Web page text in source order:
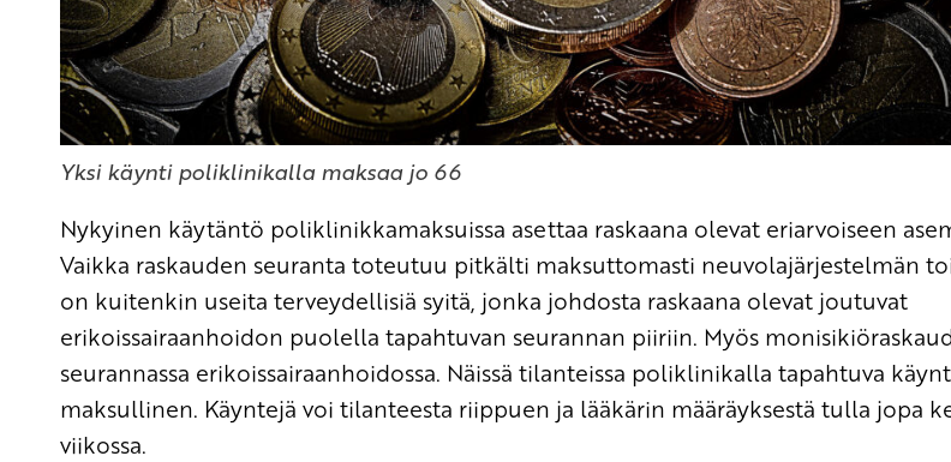
Yksi käynti poliklinikalla maksaa jo 66
Nykyinen käytäntö poliklinikkamaksuissa asettaa raskaana olevat eriarvoiseen
Vaikka raskauden seuranta toteutuu pitkälti maksuttomasti neuvolajärjestelmän
on kuitenkin useita terveydellisiä syitä, jonka johdosta raskaana olevat joutuvat
erikoissairaanhoidon puolella tapahtuvan seurannan piiriin. Myös
seurannassa erikoissairaanhoidossa. Näissä tilanteissa poliklinikalla tapahtuva
maksullinen. Käyntejä voi tilanteesta riippuen ja lääkärin määräyksestä tulla jopa
viikossa.